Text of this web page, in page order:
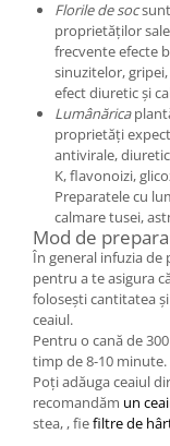
Florile de soc
proprietăților
frecvente efecte
sinuzitelor,
efect diuretic și
Lumânărica
proprietăți
antivirale,
K, flavonoizi,
Preparatele cu
calmare tusei,
Mod de
În general infuzia
pentru a te asigura
folosești cantitatea
ceaiul.
Pentru o cană de
timp de 8-10 minute.
Poți adăuga ceaiul
recomandăm un
stea, , fiefiltre de